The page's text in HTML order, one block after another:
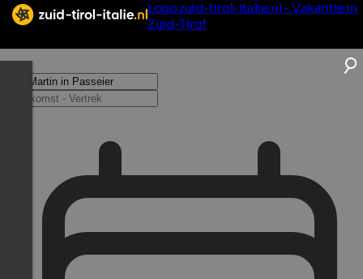
Logo zuid-tirol-italie.nl - Vakantie in
Zuid-Tirol